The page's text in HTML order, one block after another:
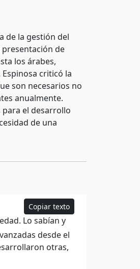
de la gestión del
de
los árabes,
criticó la
son necesarios no
anualmente.
para el desarrollo
de una
Copiar texto
Lo sabían y
desde el
otras,